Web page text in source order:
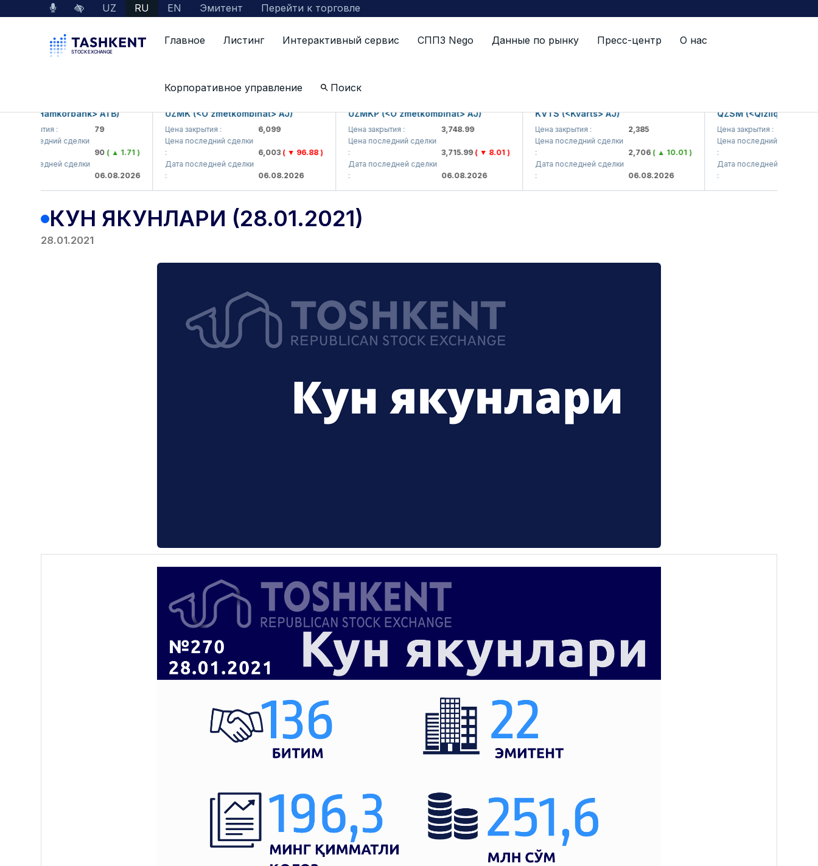
UZ RU EN Эмитент Перейти к торговле
Главное Листинг Интерактивный сервис СППЗ Nego Данные по рынку Пресс-центр О нас
Корпоративное управление Поиск
Results Кун якунлари (28.01.2021)
(<Hamkorbank> ATB)
сделки
( ▲ 1.71 )
сделки
06.08.2026
UZMK (<O'zmetkombinat> AJ)
Цена закрытия :
6,099
Цена последний сделки
6,003( ▼ 96.88 )
Дата последней сделки
06.08.2026
UZMKP (<O'zmetkombinat> AJ)
Цена закрытия :
3,748.99
Цена последний сделки
3,715.99( ▼ 8.01 )
Дата последней сделки
06.08.2026
KVTS (<Kvarts> AJ)
Цена закрытия :
2,385
Цена последний сделки
2,706( ▲ 10.01 )
Дата последней сделки
06.08.2026
QZSM (<Qizilqumsement>
Цена закрытия :
Цена последний сделки
Дата последней сделки
КУН ЯКУНЛАРИ (28.01.2021)
28.01.2021